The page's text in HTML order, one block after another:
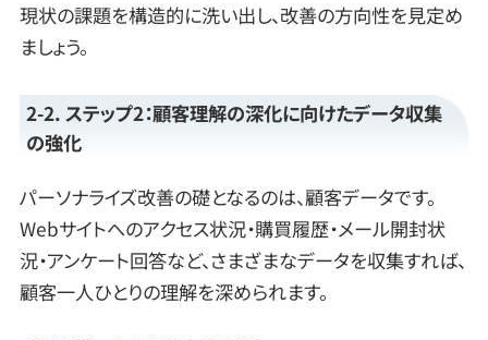
現状の課題を構造的に洗い出し、改善の方向性を見定め
ましょう。
2-2. ステップ2：顧客理解の深化に向けたデータ収集
の強化
パーソナライズ改善の礎となるのは、顧客データです。
Webサイトへのアクセス状況・購買履歴・メール開封状
況・アンケート回答など、さまざまなデータを収集すれば、
顧客一人ひとりの理解を深められます。